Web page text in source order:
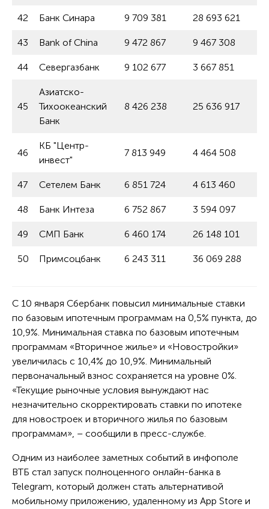
42 Банк Синара 9 709 381 28 693 621
43 Bank of China 9 472 867 9 467 308
44 Севергазбанк 9 102 677 3 667 851
45
Азиатско-
Тихоокеанский
Банк
8 426 238 25 636 917
46
КБ "Центр-
инвест"
7 813 949 4 464 508
47 Сетелем Банк 6 851 724 4 613 460
48 Банк Интеза 6 752 867 3 594 097
49 СМП Банк 6 460 174 26 148 101
50 Примсоцбанк 6 243 311 36 069 288
С 10 января Сбербанк повысил минимальные ставки
по базовым ипотечным программам на 0,5% пункта, до
10,9%. Минимальная ставка по базовым ипотечным
программам «Вторичное жилье» и «Новостройки»
увеличилась с 10,4% до 10,9%. Минимальный
первоначальный взнос сохраняется на уровне 0%.
«Текущие рыночные условия вынуждают нас
незначительно скорректировать ставки по ипотеке
для новостроек и вторичного жилья по базовым
программам», – сообщили в пресс-службе.
Одним из наиболее заметных событий в инфополе
ВТБ стал запуск полноценного онлайн-банка в
Telegram, который должен стать альтернативой
мобильному приложению, удаленному из App Store и